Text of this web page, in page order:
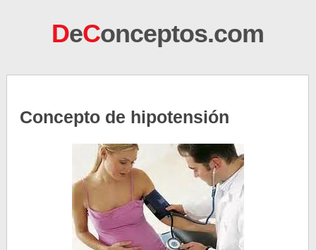
DeConceptos.com
Concepto de hipotensión